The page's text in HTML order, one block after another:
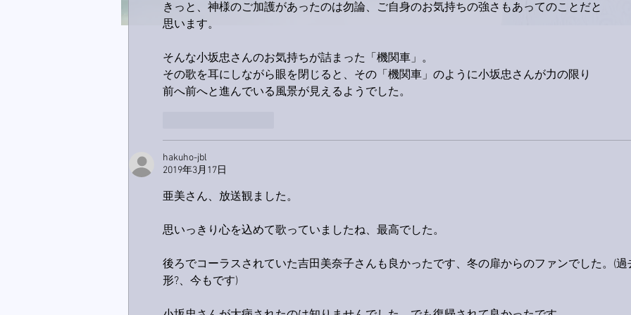
きっと、神様のご加護があったのは勿論、ご自身のお気持ちの強さもあってのことだと
思います。
そんな小坂忠さんのお気持ちが詰まった「機関車」。
その歌を耳にしながら眼を閉じると、その「機関車」のように小坂忠さんが力の限り
前へ前へと進んでいる風景が見えるようでした。
hakuho-jbl
2019年3月17日
亜美さん、放送観ました。
思いっきり心を込めて歌っていましたね、最高でした。
後ろでコーラスされていた吉田美奈子さんも良かったです、冬の扉からのファンでした。(過
形?、今もです)